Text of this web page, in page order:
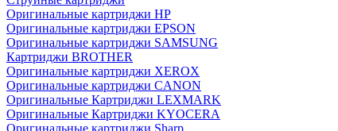
Оригинальные картриджи HP
Оригинальные картриджи EPSON
Оригинальные картриджи SAMSUNG
Картриджи BROTHER
Оригинальные картриджи XEROX
Оригинальные картриджи CANON
Оригинальные Картриджи LEXMARK
Оригинальные Картриджи KYOCERA
Оригинальные картриджи Sharp